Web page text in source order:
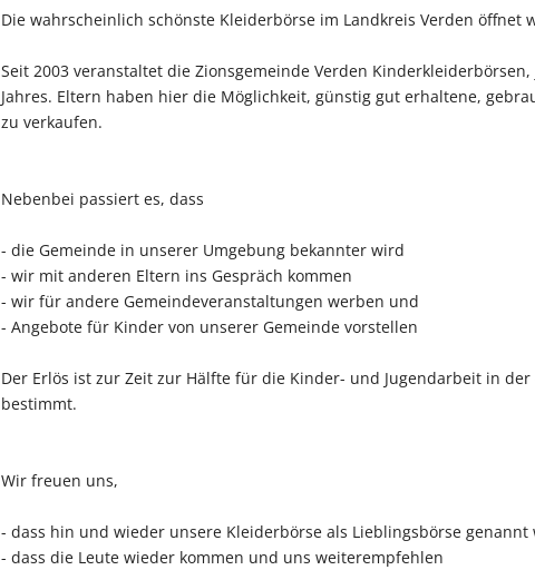
Die wahrscheinlich schönste Kleiderbörse im Landkreis Verden öffnet
Seit 2003 veranstaltet die Zionsgemeinde Verden
Jahres. Eltern haben hier die Möglichkeit, günstig gut erhaltene,
zu verkaufen.
Nebenbei passiert es, dass
- die Gemeinde in unserer Umgebung bekannter wird
- wir mit anderen Eltern ins Gespräch kommen
- wir für andere Gemeindeveranstaltungen werben und
- Angebote für Kinder von unserer Gemeinde vorstellen
Der Erlös ist zur Zeit zur Hälfte für die Kinder- und Jugendarbeit in
bestimmt.
Wir freuen uns,
- dass hin und wieder unsere Kleiderbörse als Lieblingsbörse genannt
- dass die Leute wieder kommen und uns weiterempfehlen